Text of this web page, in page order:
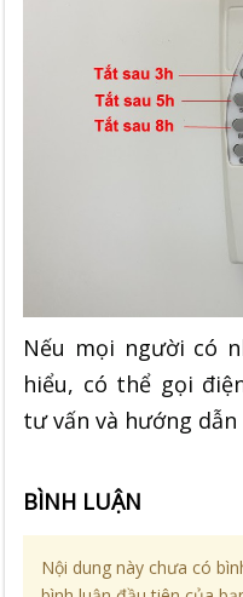
Nếu mọi người có
hiểu, có thể gọi
tư vấn và hướng dẫn
BÌNH LUẬN
Nội dung này chưa có